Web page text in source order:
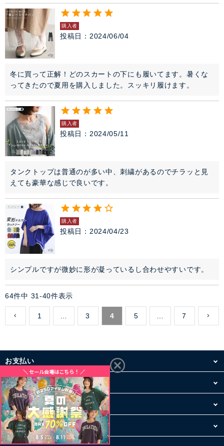
購入者
投稿日 2024/06/04
冬に買って正解！どのスカートの下にも履いてます。暑くな
ってきたので夏用を購入しました。スッキリ履けます。
購入者
投稿日 2024/05/11
タンクトップは普通のが多い中、刺繍があるのでチラッと見
えても豪華な感じで良いです。
購入者
投稿日 2024/04/23
64件中 31 -40件表示
1 3 4 5 7
お支払い
配送・送料
お買い物について
その他